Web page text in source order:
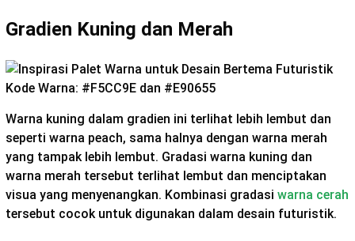
Gradien Kuning dan Merah
Kode Warna: #F5CC9E dan #E90655
Warna kuning dalam gradien ini terlihat lebih lembut dan
seperti warna peach, sama halnya dengan warna merah
yang tampak lebih lembut. Gradasi warna kuning dan
warna merah tersebut terlihat lembut dan menciptakan
visua yang menyenangkan. Kombinasi gradasi warna cerah
tersebut cocok untuk digunakan dalam desain futuristik.